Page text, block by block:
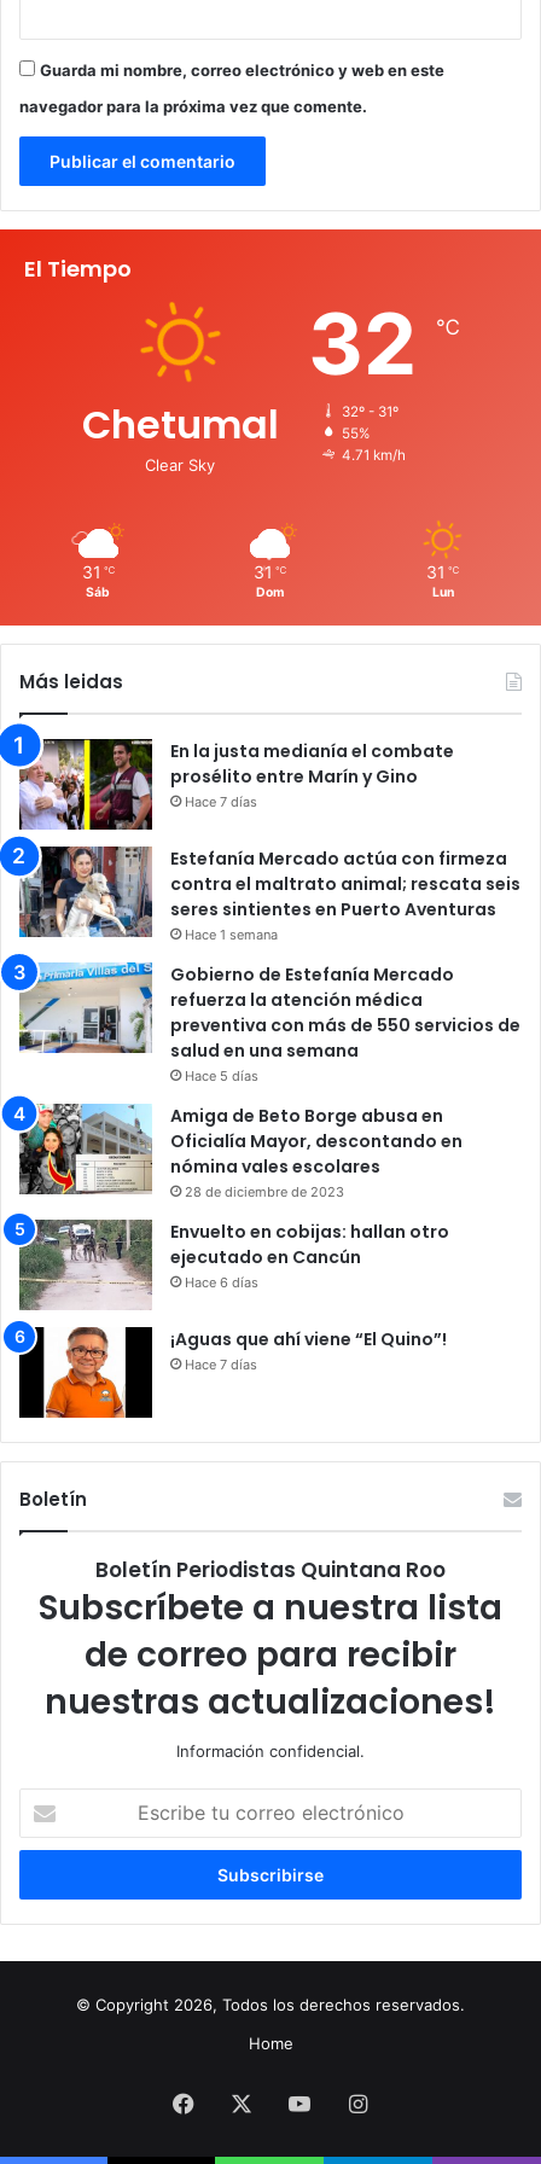
Guarda mi nombre, correo electrónico y web en este
navegador para la próxima vez que comente.
El Tiempo
Chetumal
Clear Sky
32 ℃
32º - 31º
55%
4.71 km/h
31 ℃
Sáb
31 ℃
Dom
31 ℃
Lun
Más leidas
En la justa medianía el combate
prosélito entre Marín y Gino
Hace 7 días
Estefanía Mercado actúa con firmeza
contra el maltrato animal; rescata seis
seres sintientes en Puerto Aventuras
Hace 1 semana
Gobierno de Estefanía Mercado
refuerza la atención médica
preventiva con más de 550 servicios de
salud en una semana
Hace 5 días
Amiga de Beto Borge abusa en
Oficialía Mayor, descontando en
nómina vales escolares
28 de diciembre de 2023
Envuelto en cobijas: hallan otro
ejecutado en Cancún
Hace 6 días
¡Aguas que ahí viene “El Quino”!
Hace 7 días
Boletín
Boletín Periodistas Quintana Roo
Subscríbete a nuestra lista
de correo para recibir
nuestras actualizaciones!
Información confidencial.
correo
© Copyright 2026, Todos los derechos reservados.
Home
Facebook YouTubeInstagram